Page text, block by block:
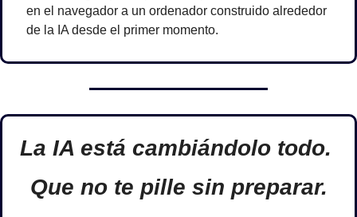
en el navegador a un ordenador construido alrededor
de la IA desde el primer momento.
La IA está cambiándolo todo.
Que no te pille sin preparar.